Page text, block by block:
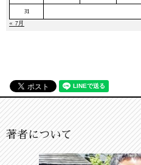
31
« 7月
著者について